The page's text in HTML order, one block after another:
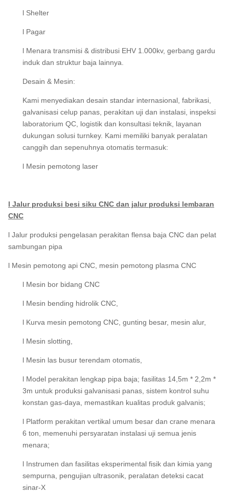
l Shelter
l Pagar
l Menara transmisi & distribusi EHV 1.000kv, gerbang gardu
induk dan struktur baja lainnya.
Desain & Mesin:
Kami menyediakan desain standar internasional, fabrikasi,
galvanisasi celup panas, perakitan uji dan instalasi, inspeksi
laboratorium QC, logistik dan konsultasi teknik, layanan
dukungan solusi turnkey. Kami memiliki banyak peralatan
canggih dan sepenuhnya otomatis termasuk:
l Mesin pemotong laser
l Jalur produksi besi siku CNC dan jalur produksi lembaran
CNC
l Jalur produksi pengelasan perakitan flensa baja CNC dan pelat
sambungan pipa
l Mesin pemotong api CNC, mesin pemotong plasma CNC
l Mesin bor bidang CNC
l Mesin bending hidrolik CNC,
l Kurva mesin pemotong CNC, gunting besar, mesin alur,
l Mesin slotting,
l Mesin las busur terendam otomatis,
l Model perakitan lengkap pipa baja; fasilitas 14,5m * 2,2m *
3m untuk produksi galvanisasi panas, sistem kontrol suhu
konstan gas-daya, memastikan kualitas produk galvanis;
l Platform perakitan vertikal umum besar dan crane menara
6 ton, memenuhi persyaratan instalasi uji semua jenis
menara;
l Instrumen dan fasilitas eksperimental fisik dan kimia yang
sempurna, pengujian ultrasonik, peralatan deteksi cacat
sinar-X